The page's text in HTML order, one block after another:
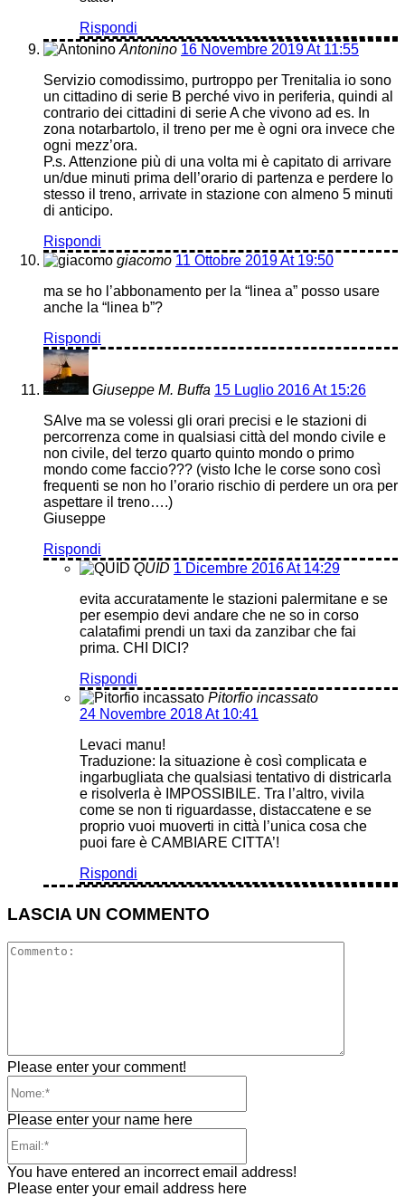
Rispondi
Antonino 16 Novembre 2019 At 11:55
Servizio comodissimo, purtroppo per Trenitalia io sono
un cittadino di serie B perché vivo in periferia, quindi al
contrario dei cittadini di serie A che vivono ad es. In
zona notarbartolo, il treno per me è ogni ora invece che
ogni mezz’ora.
P.s. Attenzione più di una volta mi è capitato di arrivare
un/due minuti prima dell’orario di partenza e perdere lo
stesso il treno, arrivate in stazione con almeno 5 minuti
di anticipo.
Rispondi
giacomo 11 Ottobre 2019 At 19:50
ma se ho l’abbonamento per la “linea a” posso usare
anche la “linea b”?
Rispondi
Giuseppe M. Buffa 15 Luglio 2016 At 15:26
SAlve ma se volessi gli orari precisi e le stazioni di
percorrenza come in qualsiasi città del mondo civile e
non civile, del terzo quarto quinto mondo o primo
mondo come faccio??? (visto lche le corse sono così
frequenti se non ho l’orario rischio di perdere un ora per
aspettare il treno….)
Giuseppe
Rispondi
QUID 1 Dicembre 2016 At 14:29
evita accuratamente le stazioni palermitane e se
per esempio devi andare che ne so in corso
calatafimi prendi un taxi da zanzibar che fai
prima. CHI DICI?
Rispondi
Pitorfio incassato
24 Novembre 2018 At 10:41
Levaci manu!
Traduzione: la situazione è così complicata e
ingarbugliata che qualsiasi tentativo di districarla
e risolverla è IMPOSSIBILE. Tra l’altro, vivila
come se non ti riguardasse, distaccatene e se
proprio vuoi muoverti in città l’unica cosa che
puoi fare è CAMBIARE CITTA’!
Rispondi
LASCIA UN COMMENTO
Please enter your comment!
Please enter your name here
You have entered an incorrect email address!
Please enter your email address here